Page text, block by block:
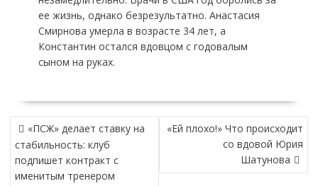
ее жизнь, однако безрезультатно. Анастасия
Смирнова умерла в возрасте 34 лет, а
Константин остался вдовцом с годовалым
сыном на руках.
НАВИГАЦИЯ
ПО
ЗАПИСЯМ
«ПСЖ» делает ставку на
стабильность: клуб
подпишет контракт с
именитым тренером
«Ей плохо!» Что происходит
со вдовой Юрия
Шатунова